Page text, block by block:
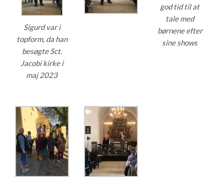
Sigurd var i
topform, da han
besøgte Sct.
Jacobi kirke i
maj 2023
god tid til at
tale med
børnene efter
sine shows